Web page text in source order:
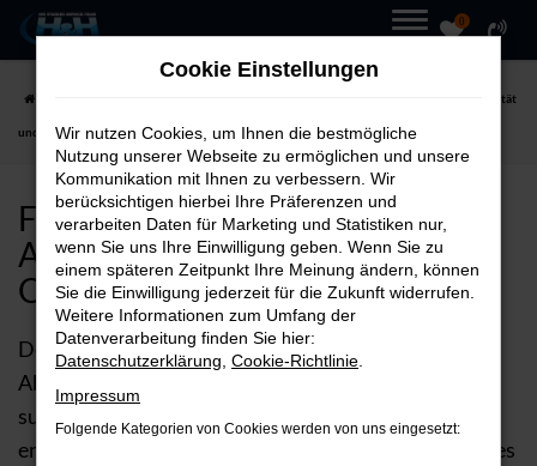
Zum
0
Ford Ecosport bei Autohaus H&H GmbH – Qualität
und Service
FORD ECOSPORT BEI
AUTOHAUS H&H GMBH –
QUALITÄT UND SERVICE
Der Ford Ecosport ist die perfekte Wahl für alle, die
Abenteuerlust und Komfort in einem Fahrzeug
suchen. Wenn Sie einen Ford Ecosport kaufen,
entscheiden Sie sich für ein robustes, leistungsstarkes
Cookie Einstellungen
Wir nutzen Cookies, um Ihnen die bestmögliche
Nutzung unserer Webseite zu ermöglichen und unsere
Kommunikation mit Ihnen zu verbessern. Wir
berücksichtigen hierbei Ihre Präferenzen und
verarbeiten Daten für Marketing und Statistiken nur,
wenn Sie uns Ihre Einwilligung geben. Wenn Sie zu
einem späteren Zeitpunkt Ihre Meinung ändern, können
Sie die Einwilligung jederzeit für die Zukunft widerrufen.
Weitere Informationen zum Umfang der
Datenverarbeitung finden Sie hier:
Datenschutzerklärung Cookie-Richtlinie
Impressum
Folgende Kategorien von Cookies werden von uns eingesetzt: